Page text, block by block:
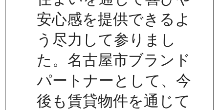
安心感を提供できるよ
う尽力して参りまし
た。名古屋市ブランド
パートナーとして、今
後も賃貸物件を通じて